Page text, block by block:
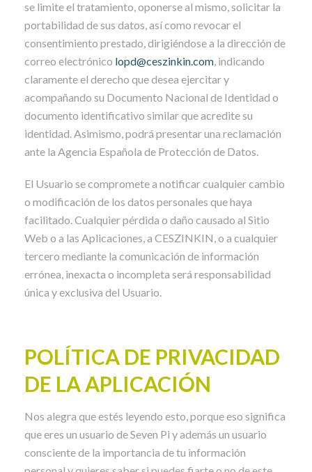
se limite el tratamiento, oponerse al mismo, solicitar la
portabilidad de sus datos, así como revocar el
consentimiento prestado, dirigiéndose a la dirección de
correo electrónico lopd@ceszinkin.com, indicando
claramente el derecho que desea ejercitar y
acompañando su Documento Nacional de Identidad o
documento identificativo similar que acredite su
identidad. Asimismo, podrá presentar una reclamación
ante la Agencia Española de Protección de Datos.
El Usuario se compromete a notificar cualquier cambio
o modificación de los datos personales que haya
facilitado. Cualquier pérdida o daño causado al Sitio
Web o a las Aplicaciones, a CESZINKIN, o a cualquier
tercero mediante la comunicación de información
errónea, inexacta o incompleta será responsabilidad
única y exclusiva del Usuario.
POLÍTICA DE PRIVACIDAD
DE LA APLICACIÓN
Nos alegra que estés leyendo esto, porque eso significa
que eres un usuario de Seven Pi y además un usuario
consciente de la importancia de tu información